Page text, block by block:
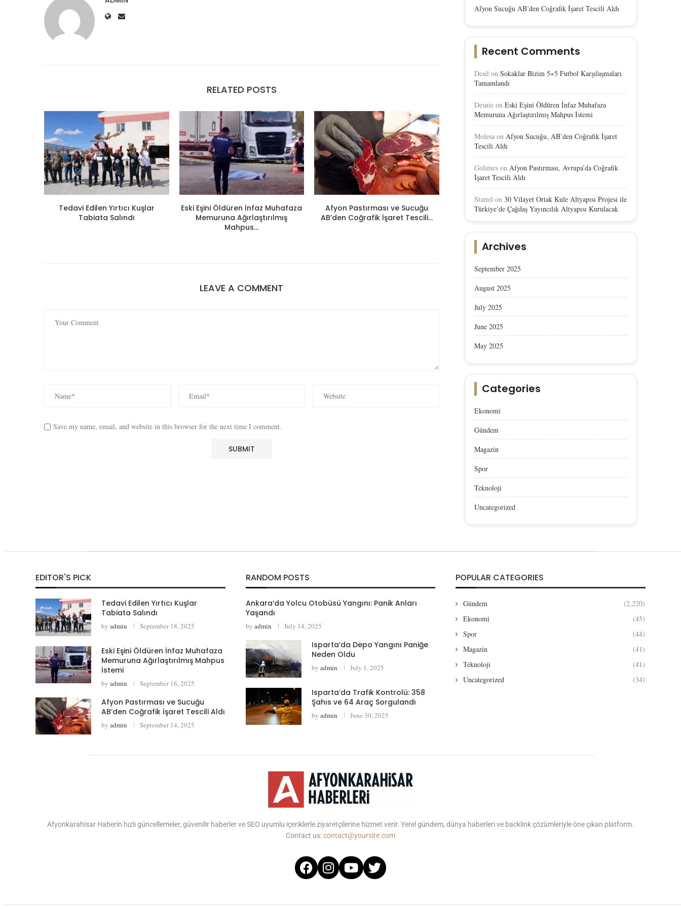
RELATED POSTS
Tedavi Edilen Yırtıcı Kuşlar
Tabiata Salındı
Eski Eşini Öldüren İnfaz Muhafaza
Memuruna Ağırlaştırılmış
Mahpus...
Afyon Pastırması ve Sucuğu
AB’den Coğrafik İşaret Tescili...
Afyon Sucuğu, AB’den Coğrafik
Afyon Sucuğu AB’den
İşaret Tescili Aldı
LEAVE A COMMENT
Save my name, email, and website in this browser for the next time I comment.
Afyon Sucuğu AB’den Coğrafik İşaret Tescili Aldı
Recent Comments
Desil on Sokaklar Bizim 5×5 Futbol Karşılaşmaları
Tamamlandı
Desnie on Eski Eşini Öldüren İnfaz Muhafaza
Memuruna Ağırlaştırılmış Mahpus İstemi
Molesa on Afyon Sucuğu, AB’den Coğrafik İşaret
Tescili Aldı
Golimes on Afyon Pastırması, Avrupa’da Coğrafik
İşaret Tescili Aldı
Stamil on 30 Vilayet Ortak Kule Altyapısı Projesi ile
Türkiye’de Çağdaş Yayıncılık Altyapısı Kurulacak
Archives
September 2025
August 2025
July 2025
June 2025
May 2025
Categories
Ekonomi
Gündem
Magazin
Spor
Teknoloji
Uncategorized
EDITOR'S PICK
Tedavi Edilen Yırtıcı Kuşlar
Tabiata Salındı
by admin September 18, 2025
Eski Eşini Öldüren İnfaz Muhafaza
Memuruna Ağırlaştırılmış Mahpus
İstemi
by admin September 16, 2025
Afyon Pastırması ve Sucuğu
AB’den Coğrafik İşaret Tescili Aldı
by admin September 14, 2025
RANDOM POSTS
Ankara’da Yolcu Otobüsü Yangını: Panik Anları
Yaşandı
by admin July 14, 2025
Isparta’da Depo Yangını Paniğe
Neden Oldu
by admin July 1, 2025
Isparta’da Trafik Kontrolü: 358
Şahıs ve 64 Araç Sorgulandı
by admin June 30, 2025
POPULAR CATEGORIES
Gündem
(2,220)
Ekonomi
(45)
Spor
(44)
Magazin
(41)
Teknoloji
(41)
Uncategorized
(34)
Afyonkarahisar Haberin hızlı güncellemeler, güvenilir haberler ve SEO uyumlu içeriklerle ziyaretçilerine hizmet verir. Yerel gündem, dünya haberleri ve backlink çözümleriyle öne çıkan platform.
Contact us:contact@yoursite.com